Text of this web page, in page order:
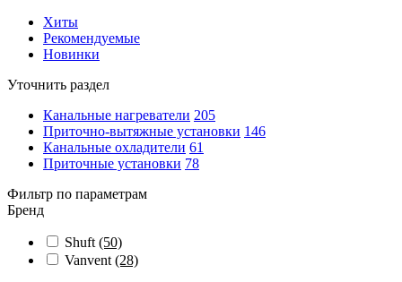
Хиты
Рекомендуемые
Новинки
Уточнить раздел
Канальные нагреватели 205
Приточно-вытяжные установки 146
Канальные охладители 61
Приточные установки 78
Фильтр по параметрам
Бренд
Shuft (50)
Vanvent (28)